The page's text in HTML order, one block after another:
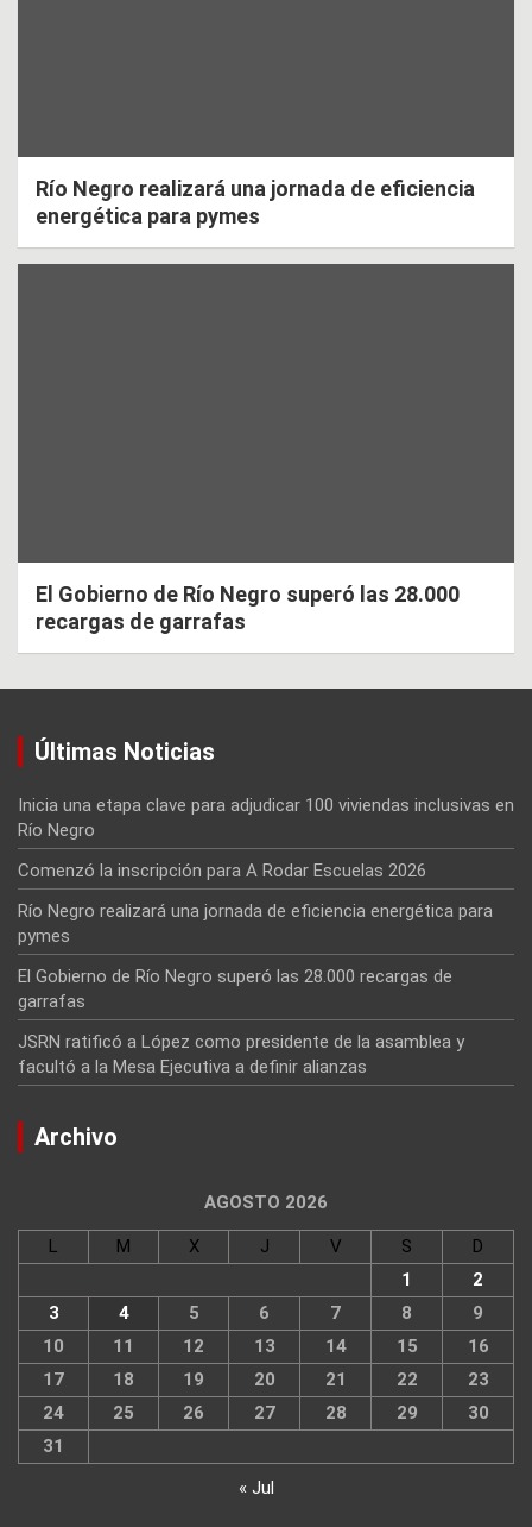
Río Negro realizará una jornada de eficiencia
energética para pymes
El Gobierno de Río Negro superó las 28.000
recargas de garrafas
Últimas Noticias
Inicia una etapa clave para adjudicar 100 viviendas inclusivas en
Río Negro
Comenzó la inscripción para A Rodar Escuelas 2026
Río Negro realizará una jornada de eficiencia energética para
pymes
El Gobierno de Río Negro superó las 28.000 recargas de
garrafas
JSRN ratificó a López como presidente de la asamblea y
facultó a la Mesa Ejecutiva a definir alianzas
Archivo
AGOSTO 2026
L M X J V S
D
1
2
3
4 5 6 7 8
9
10
11 12 13 14 15
16
17
18 19 20 21 22
23
24
25 26 27 28 29
30
31
« Jul